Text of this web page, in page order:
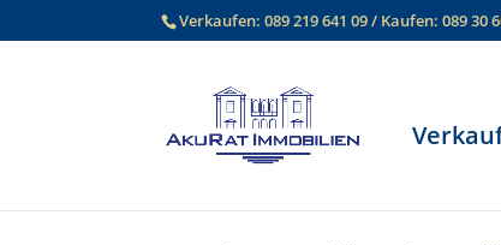
Verkaufen:089 219 641 09/ Kaufen:089 30